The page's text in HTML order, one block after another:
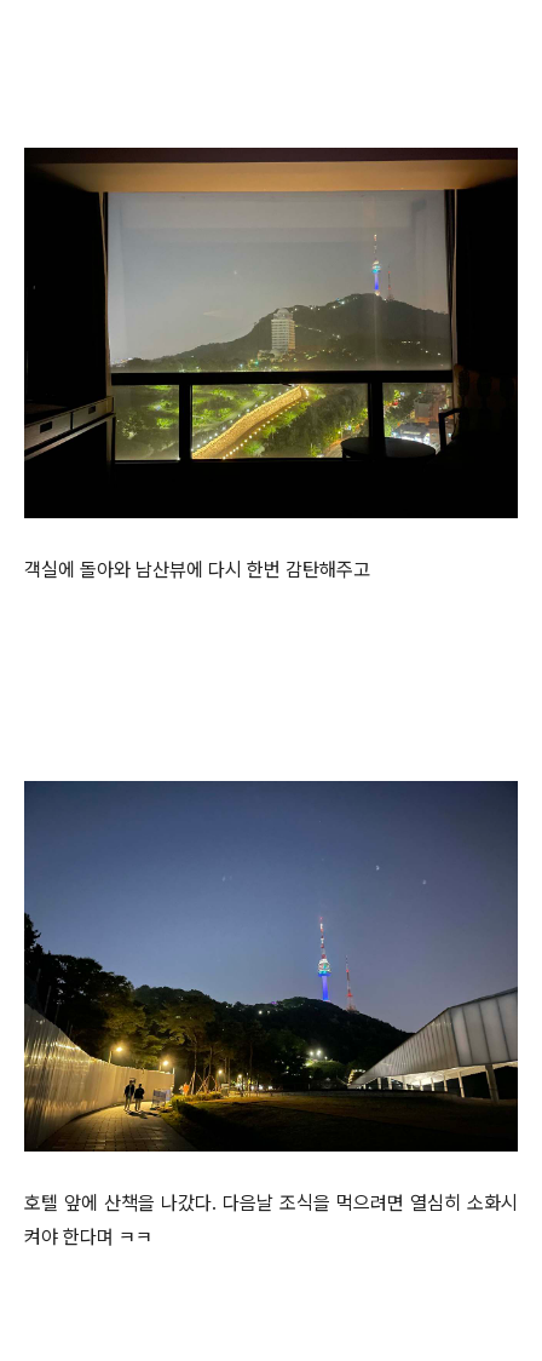
객실에 돌아와 남산뷰에 다시 한번 감탄해주고
호텔 앞에 산책을 나갔다. 다음날 조식을 먹으려면 열심히 소화시
켜야 한다며 ㅋㅋ